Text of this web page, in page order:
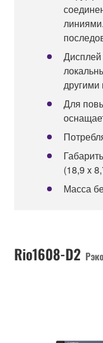
Для
(18,9 x
Масса
Rio1608-D2